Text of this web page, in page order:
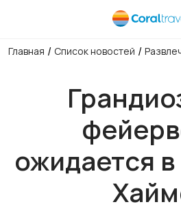
Главная / Список новостей /
ожидается